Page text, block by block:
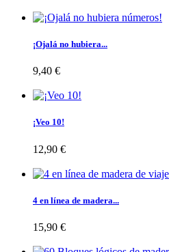
¡Ojalá no hubiera...
9,40 €
¡Veo 10!
12,90 €
4 en línea de madera...
15,90 €